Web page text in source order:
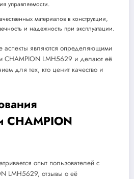
управляемости.
материалов в конструкции,
и надежность при эксплуатации.
аспекты являются определяющими
CHAMPION LMH5629 и делают её
для тех, кто ценит качество и
CHAMPION
опыт пользователей с
LMH5629, отзывы о её